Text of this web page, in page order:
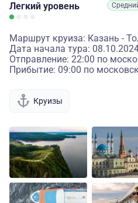
Легкий уровень
Маршрут круиза: Казань -
Дата начала тура:
Отправление: 22:00 по
Прибытие: 09:00 по
Круизы